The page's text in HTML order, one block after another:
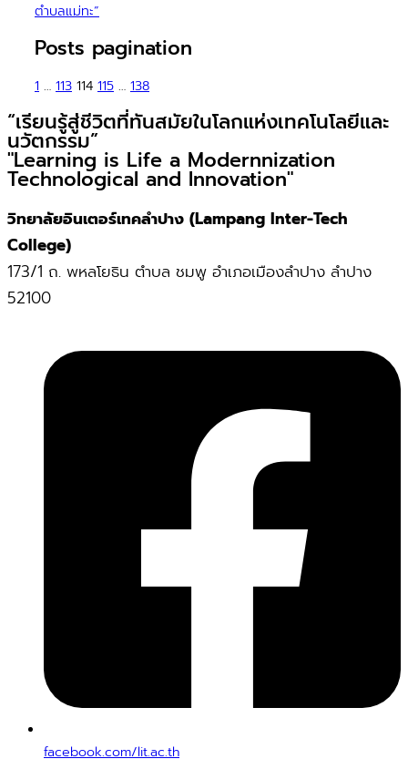
ตำบลแม่ทะ”
Posts pagination
1 … 113 114 115 … 138
“เรียนรู้สู่ชีวิตที่ทันสมัยในโลกแห่งเทคโนโลยีและ
นวัตกรรม”
"Learning is Life a Modernnization
Technological and Innovation"
วิทยาลัยอินเตอร์เทคลำปาง (Lampang Inter-Tech
College)
173/1 ถ. พหลโยธิน ตำบล ชมพู อำเภอเมืองลำปาง ลำปาง
52100
facebook.com/lit.ac.th